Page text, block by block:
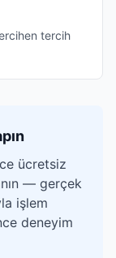
tercih
ücretsiz
— gerçek
işlem
deneyim